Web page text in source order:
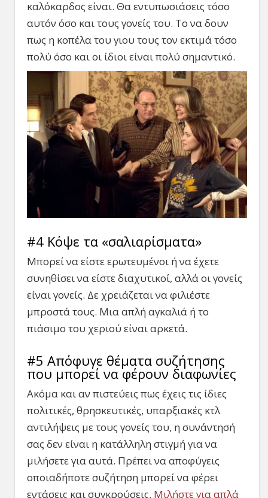
καλόκαρδος είναι. Θα εντυπωσιάσεις τόσο
αυτόν όσο και τους γονείς του. Το να δουν
πως η κοπέλα του γιου τους τον εκτιμά τόσο
πολύ όσο και οι ίδιοι είναι πολύ σημαντικό.
#4 Κόψε τα «σαλιαρίσματα»
Μπορεί να είστε ερωτευμένοι ή να έχετε
συνηθίσει να είστε διαχυτικοί, αλλά οι γονείς
είναι γονείς. Δε χρειάζεται να φιλιέστε
μπροστά τους. Μια απλή αγκαλιά ή το
πιάσιμο του χεριού είναι αρκετά.
#5 Απόφυγε θέματα συζήτησης
που μπορεί να φέρουν διαφωνίες
Ακόμα και αν πιστεύεις πως έχεις τις ίδιες
πολιτικές, θρησκευτικές, υπαρξιακές κτλ
αντιλήψεις με τους γονείς του, η συνάντησή
σας δεν είναι η κατάλληλη στιγμή για να
μιλήσετε για αυτά. Πρέπει να αποφύγεις
οποιαδήποτε συζήτηση μπορεί να φέρει
εντάσεις και συγκρούσεις. Μιλήστε για απλά